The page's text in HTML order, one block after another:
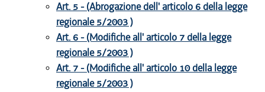
Art. 5 - (Abrogazione dell' articolo 6 della legge
regionale 5/2003 )
Art. 6 - (Modifiche all' articolo 7 della legge
regionale 5/2003 )
Art. 7 - (Modifiche all' articolo 10 della legge
regionale 5/2003 )